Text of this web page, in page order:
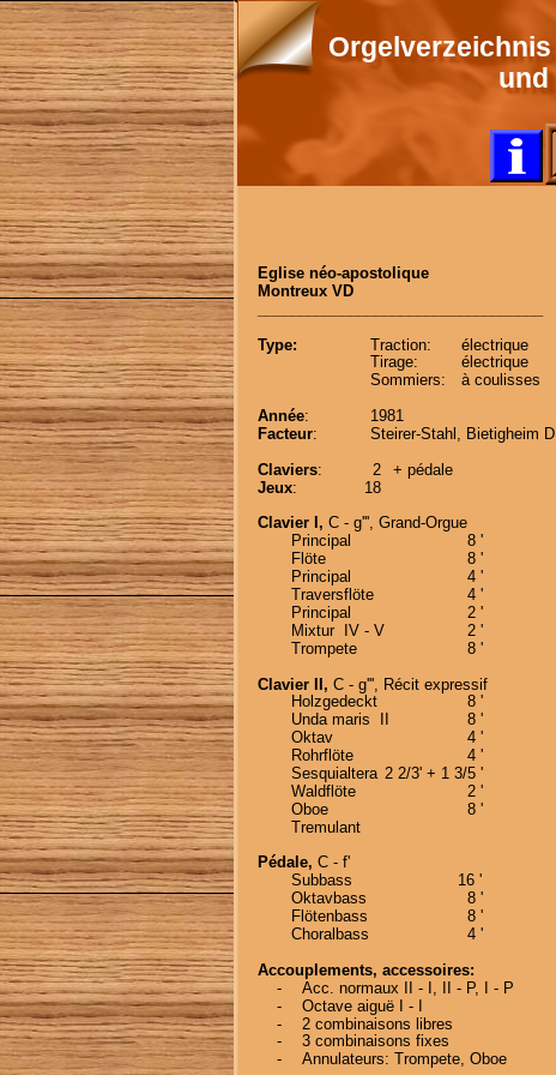
Eglise néo-apostolique
Montreux VD
Type:
Traction:
électrique
Tirage:
électrique
Sommiers:
à coulisses
Année:
1981
Facteur:
Steirer-Stahl, Bietigheim D
Claviers: 2
+ pédale
Jeux:
18
Clavier I, C - g''', Grand-Orgue
Principal
8 '
Flöte
8 '
Principal
4 '
Traversflöte
4 '
Principal
2 '
Mixtur  IV - V
2 '
Trompete
8 '
Clavier II, C - g''', Récit expressif
Holzgedeckt
8 '
Unda maris  II
8 '
Oktav
4 '
Rohrflöte
4 '
Sesquialtera 2 2/3' + 1 3/5 '
Waldflöte
2 '
Oboe
8 '
Tremulant
Pédale, C - f'
Subbass
16 '
Oktavbass
8 '
Flötenbass
8 '
Choralbass
4 '
Accouplements, accessoires:
    -
Acc. normaux II - I, II - P, I - P
    -
Octave aiguë I - I
    -
2 combinaisons libres
    -
3 combinaisons fixes
    -
Annulateurs: Trompete, Oboe
Orgelverzeichnis
und